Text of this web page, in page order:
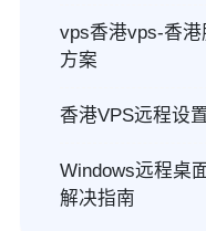
vps香港vps-香
方案
香港VPS远程设
Windows远程桌
解决指南